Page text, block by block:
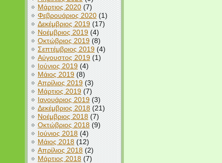
Μάρτιος 2020(7)
Φεβρουάριος 2020(1)
Δεκέμβριος 2019(17)
Νοέμβριος 2019(4)
Οκτώβριος 2019(8)
Σεπτέμβριος 2019(4)
Αύγουστος 2019(1)
Ιούνιος 2019(4)
Μάιος 2019(8)
Απρίλιος 2019(3)
Μάρτιος 2019(7)
Ιανουάριος 2019(3)
Δεκέμβριος 2018(21)
Νοέμβριος 2018(7)
Οκτώβριος 2018(9)
Ιούνιος 2018(4)
Μάιος 2018(12)
Απρίλιος 2018(2)
Μάρτιος 2018(7)